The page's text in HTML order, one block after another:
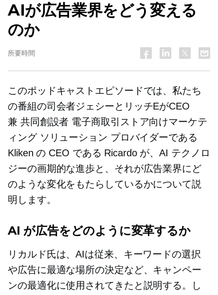
AIが広告業界をどう変える
のか
所要時間
このポッドキャストエピソードでは、私たち
の番組の司会者ジェシーとリッチEがCEO
兼 共同創設者 電子商取引ストア向けマーケテ
ィング ソリューション プロバイダーである
Kliken の CEO である Ricardo が、AI テクノロ
ジーの画期的な進歩と、それが広告業界にど
のような変化をもたらしているかについて説
明します。
AI が広告をどのように変革するか
リカルド氏は、AIは従来、キーワードの選択
や広告に最適な場所の決定など、キャンペー
ンの最適化に使用されてきたと説明する。し